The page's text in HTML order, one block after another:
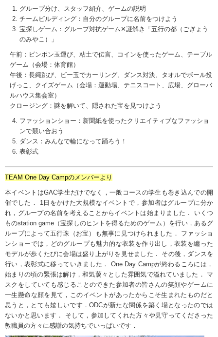
グループ分け、スタッフ紹介、ゲームの説明
チームビルディング：自分のグループに名前をつけよう
宝探しゲーム：グループ対抗ゲーム✕謎解き「五行の都（ごぎょう
のみやこ）」
午前：ピンポン玉運び、粘土で伝言、コインを使ったゲーム、テーブル
ゲーム（会場：体育館）
午後：長縄跳び、ビー玉でカーリング、ダンス対決、タオルでボール投
げっこ、クイズゲーム（会場：運動場、テニスコート、広場、グローバ
ルハウス集会室）
クロージング：謎を解いて、隠された宝を見つけよう
ファッションショー：新聞紙を使ったクリエイティブなファッショ
ンで競い合おう
ダンス：みんなで輪になって踊ろう！
表彰式
TEAM One Day Campのメンバーより
本イベントはGAC学生だけでなく，一般コースの学生も巻き込んでの開
催でした． 1日をかけた大規模なイベントで，参加者はグループに分か
れ，グループの名前を考えることからイベントは始まりました． いくつ
ものstation game （宝探しのヒントを得るためのゲーム）を行い，あるグ
ループによって五行珠（お宝）も無事に見つけられました． ファッショ
ンショーでは，どのグループも魅力的な衣装を作り出し，衣装を纏った
モデルが歩くたびに会場は盛り上がりを見せました． その後，ダンスを
行い，表彰式に移っていきました．
One Day Campが終わるころには，
始まりの頃の緊張は解け，和気藹々とした雰囲気で溢れていました． マ
スクをしていても感じることのできた参加者の皆さんの笑顔やゲームに
一生懸命な顔を見て，このイベントがあったからこそ生まれたものだと
思うと，とても嬉しいです．ODCが新たな関係を築く場となったのでは
ないかと思います． そして，参加してくれた方々や見守ってくださった
教職員の方々に感謝の気持ちでいっぱいです．